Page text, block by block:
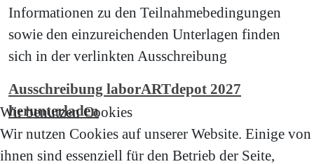
Informationen zu den Teilnahmebedingungen
sowie den einzureichenden Unterlagen finden
sich in der verlinkten Ausschreibung
Ausschreibung laborARTdepot 2027
herunterladen
Wir benutzen Cookies
Wir nutzen Cookies auf unserer Website. Einige von
ihnen sind essenziell für den Betrieb der Seite,